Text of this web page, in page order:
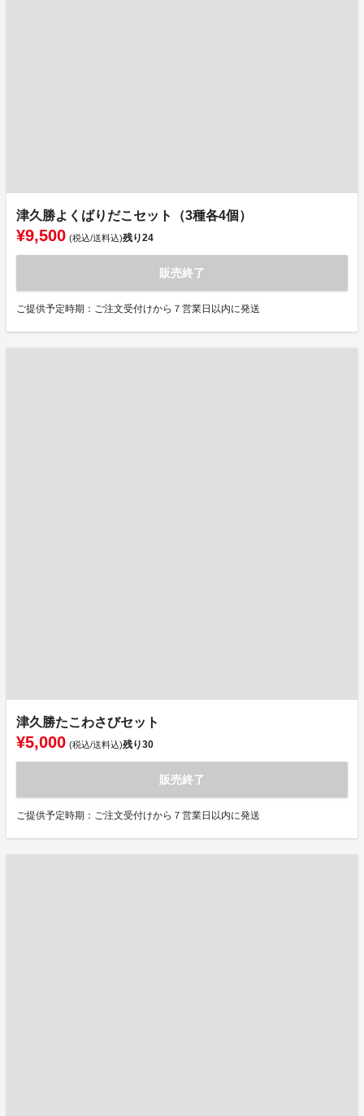
津久勝よくばりだこセット（3種各4個）
¥9,500 (税込/送料込)残り24
販売終了
ご提供予定時期：ご注文受付けから７営業日以内に発送
津久勝たこわさびセット
¥5,000 (税込/送料込)残り30
販売終了
ご提供予定時期：ご注文受付けから７営業日以内に発送